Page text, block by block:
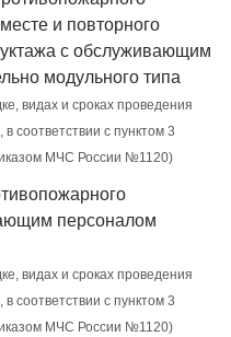
и повторного
с обслуживающим
модульного типа
видах и сроках проведения
соответствии с пунктом 3
МЧС России №1120)
персоналом
видах и сроках проведения
соответствии с пунктом 3
МЧС России №1120)